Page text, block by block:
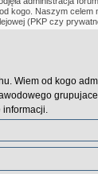
kogo. Naszym celem
(PKP czy
Wiem od kogo
informacji.